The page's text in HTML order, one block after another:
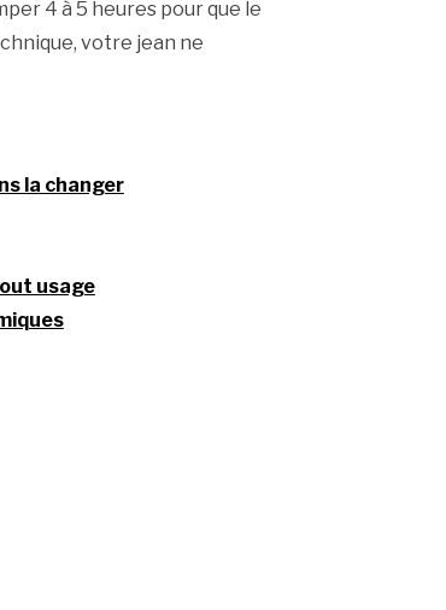
4 à 5 heures pour que le
votre jean ne
la changer
usage